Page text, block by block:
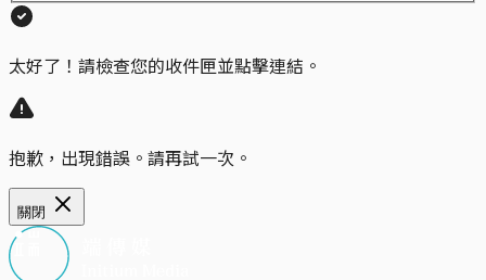
太好了！請檢查您的收件匣並點擊連結。
抱歉，出現錯誤。請再試一次。
關閉